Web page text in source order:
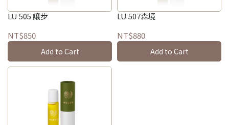
LU 505 讓步
NT$850
Add to Cart
LU 507森境
NT$880
Add to Cart